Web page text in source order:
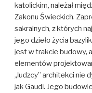
katolickim, należał
Zakonu Świeckich.
sakralnych, z których
jego dzieło życia
jest w trakcie budowy,
elementów
„ludzcy” architekci nie
jak Gaudi. Jego